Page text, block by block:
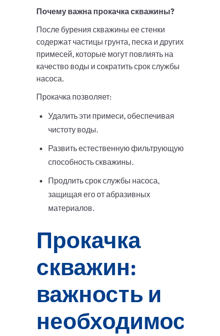
Почему важна прокачка скважины?
После бурения скважины ее стенки
содержат частицы грунта, песка и других
примесей, которые могут повлиять на
качество воды и сократить срок службы
насоса.
Прокачка позволяет:
Удалить эти примеси, обеспечивая
чистоту воды.
Развить естественную фильтрующую
способность скважины.
Продлить срок службы насоса,
защищая его от абразивных
материалов.
Прокачка
скважин:
важность и
необходимость